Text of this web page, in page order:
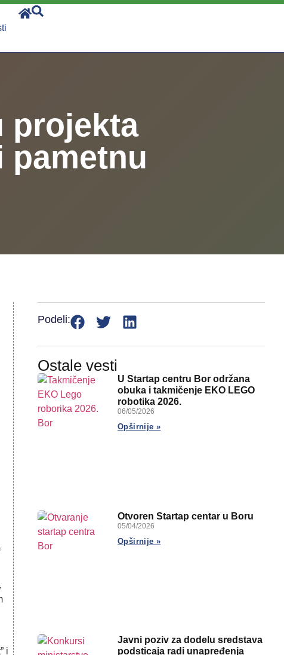
projekta
pametnu
i
Podeli:
Ostale vesti
U Startap centru Bor održana
obuka i takmičenje EKO LEGO
robotika 2026.
06/05/2026
Opširnije »
Otvoren Startap centar u Boru
05/04/2026
Opširnije »
Javni poziv za dodelu sredstava
podsticaja radi unapređenja